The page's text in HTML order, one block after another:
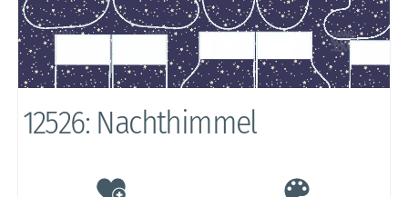
12526: Nachthimmel